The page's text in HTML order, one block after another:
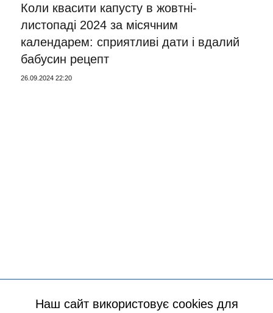
Коли квасити капусту в жовтні-
листопаді 2024 за місячним
календарем: сприятливі дати і вдалий
бабусин рецепт
26.09.2024 22:20
Наш сайт використовує cookies для